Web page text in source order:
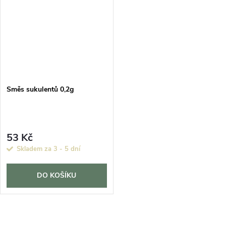
Směs sukulentů 0,2g
53 Kč
Skladem za 3 - 5 dní
DO KOŠÍKU